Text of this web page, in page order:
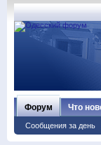
Форум
Сообщения за день
Что